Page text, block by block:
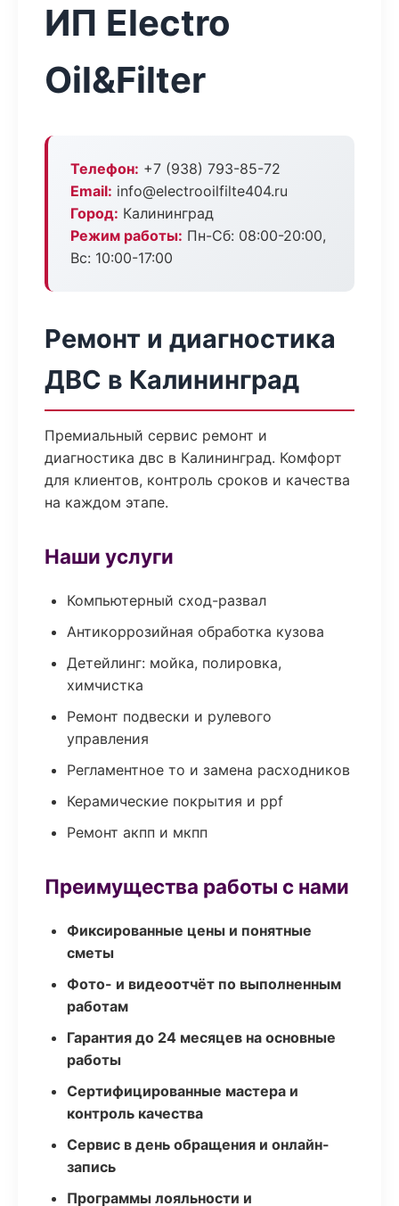
ИП Electro
Oil&Filter
Телефон: +7 (938) 793-85-72
Email: info@electrooilfilte404.ru
Город: Калининград
Режим работы: Пн-Сб: 08:00-20:00,
Вс: 10:00-17:00
Ремонт и диагностика
ДВС в Калининград
Премиальный сервис ремонт и
диагностика двс в Калининград. Комфорт
для клиентов, контроль сроков и качества
на каждом этапе.
Наши услуги
Компьютерный сход-развал
Антикоррозийная обработка кузова
Детейлинг: мойка, полировка,
химчистка
Ремонт подвески и рулевого
управления
Регламентное то и замена расходников
Керамические покрытия и ppf
Ремонт акпп и мкпп
Преимущества работы с нами
Фиксированные цены и понятные
сметы
Фото- и видеоотчёт по выполненным
работам
Гарантия до 24 месяцев на основные
работы
Сертифицированные мастера и
контроль качества
Сервис в день обращения и онлайн-
запись
Программы лояльности и